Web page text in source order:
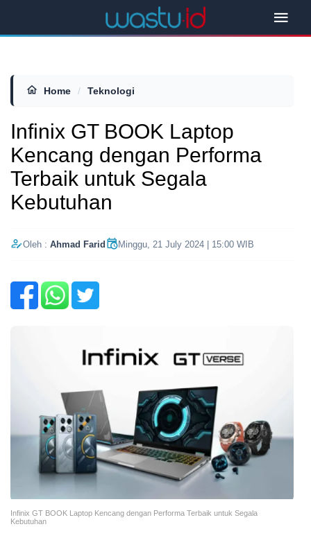
Home / Teknologi
Infinix GT BOOK Laptop
Kencang dengan Performa
Terbaik untuk Segala
Kebutuhan
Oleh : Ahmad Farid Minggu, 21 July 2024 | 15:00 WIB
Infinix GT BOOK Laptop Kencang dengan Performa Terbaik untuk Segala
Kebutuhan